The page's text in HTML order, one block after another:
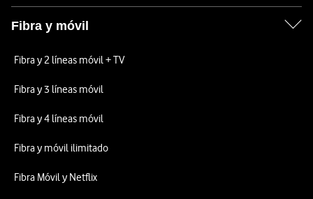
Fibra y móvil
Fibra y 2 líneas móvil + TV
Fibra y 3 líneas móvil
Fibra y 4 líneas móvil
Fibra y móvil ilimitado
Fibra Móvil y Netflix